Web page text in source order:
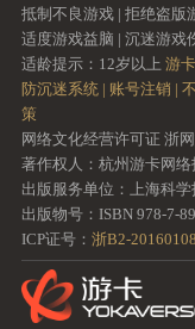
抵制不良游戏 | 拒绝盗版
适度游戏益脑 | 沉迷游戏
适龄提示：12岁以上 游
防沉迷系统 | 账号注销 |
策
网络文化经营许可证 浙
著作权人：杭州游卡网络
出版服务单位：上海科
出版物号：ISBN 978-7-
ICP证号： 浙B2-